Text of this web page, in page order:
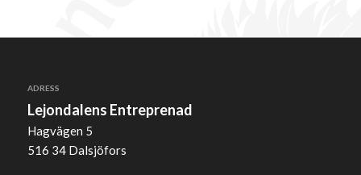
ADRESS
Lejondalens Entreprenad
Hagvägen 5
516 34 Dalsjöfors